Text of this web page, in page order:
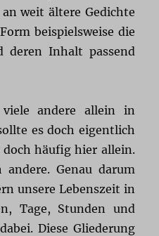
weit ältere Gedichte
beispielsweise die
deren Inhalt passend
andere allein in
es doch eigentlich
häufig hier allein.
Genau darum
unsere Lebenszeit in
Tage, Stunden und
Diese Gliederung